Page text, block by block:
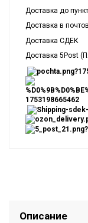
Доставка до
Доставка в
Доставка СДЕК
Доставка 5Post
Описание